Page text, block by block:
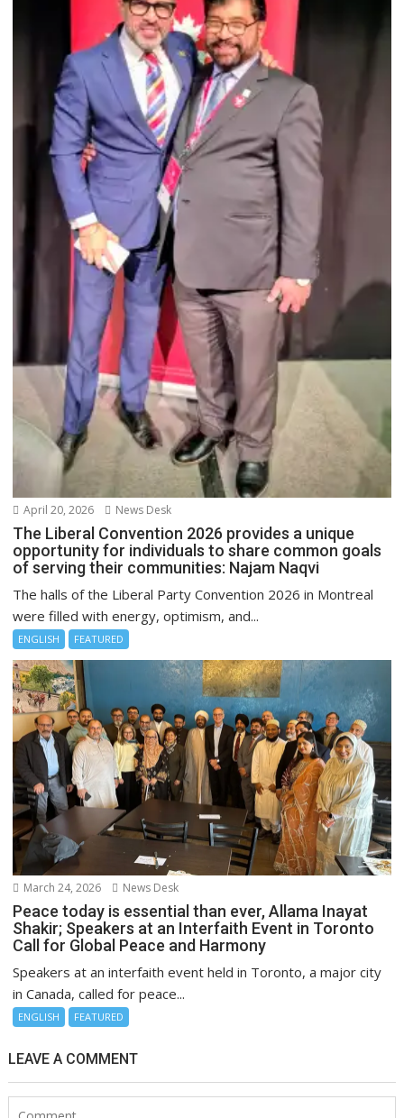
April 20, 2026 News Desk
The Liberal Convention 2026 provides a unique
opportunity for individuals to share common goals
of serving their communities: Najam Naqvi
The halls of the Liberal Party Convention 2026 in Montreal
were filled with energy, optimism, and...
ENGLISH FEATURED
March 24, 2026 News Desk
Peace today is essential than ever, Allama Inayat
Shakir; Speakers at an Interfaith Event in Toronto
Call for Global Peace and Harmony
Speakers at an interfaith event held in Toronto, a major city
in Canada, called for peace...
ENGLISH FEATURED
LEAVE A COMMENT